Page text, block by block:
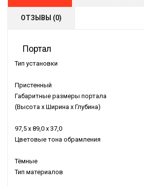
ОТЗЫВЫ (0)
Портал
Тип установки
Пристенный
Габаритные размеры портала
(Высота x Ширина x Глубина)
97,5 x 89,0 x 37,0
Цветовые тона обрамления
Тёмные
Тип материалов